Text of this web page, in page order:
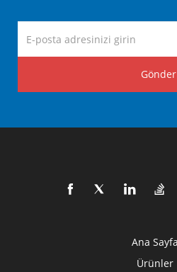
Gönder
Ana Sayfa
Ürünler